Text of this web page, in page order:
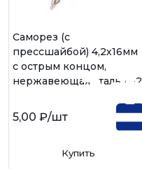
Саморез (с
прессшайбой) 4,2х16мм
с острым концом,
нержавеющая сталь А-2
5,00 ₽/шт
Купить